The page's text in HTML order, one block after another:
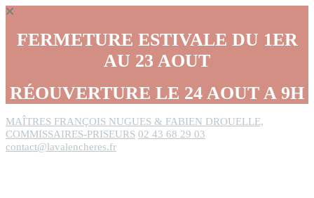
FERMETURE ESTIVALE DU 1ER
AU 23 AOUT
RÉOUVERTURE LE 24 AOUT A 9H
MAÎTRES FRANÇOIS NUGUES & FABIEN DROUELLE,
COMMISSAIRES-PRISEURS 02 43 68 29 03
contact@lavalencheres.fr
Panneau de gestion des cookies